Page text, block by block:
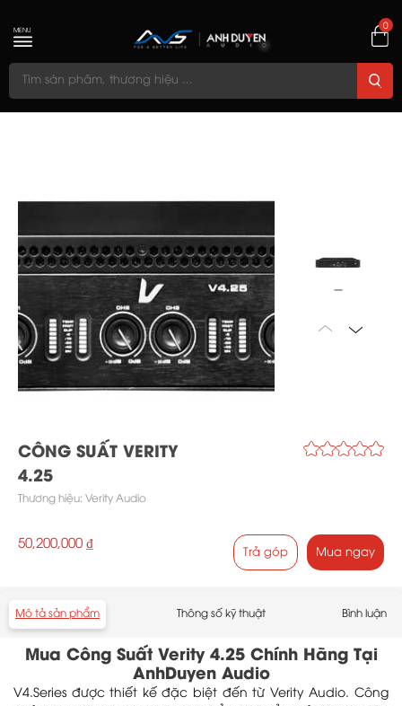
0
MENU
CÔNG SUẤT VERITY
4.25
Thương hiệu: Verity Audio
50,200,000 ₫
Trả góp Mua ngay
Mô tả sản phẩm Thông số kỹ thuật Bình luận
Mua Công Suất Verity 4.25 Chính Hãng Tại
AnhDuyen Audio
V4.Series được thiết kế đặc biệt đến từ Verity Audio. Công